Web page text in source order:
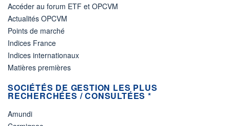
Accéder au forum ETF et OPCVM
Actualités OPCVM
Points de marché
Indices France
Indices internationaux
Matières premières
SOCIÉTÉS DE GESTION LES PLUS
RECHERCHÉES / CONSULTÉES *
Amundi